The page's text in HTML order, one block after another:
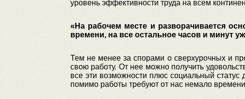
уровень эффективности труда на всем
«На рабочем месте и разворачивается
времени, на все остальное часов и минут
Тем не менее за спорами о сверхурочных и
свою работу. От нее можно получить
все эти возможности плюс социальный
помимо работы требуют от нас немало